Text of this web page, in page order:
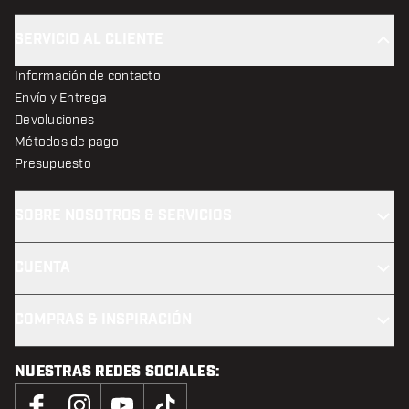
Información de contacto
Envío y Entrega
Devoluciones
Métodos de pago
Presupuesto
NUESTRAS REDES SOCIALES: